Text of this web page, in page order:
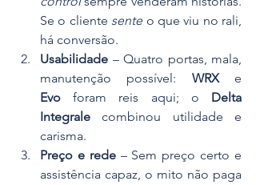
Se o cliente sente o que viu no rali,
há conversão.
Usabilidade – Quatro portas, mala,
manutenção possível: WRX
Evo foram reis aqui; o Delta
Integrale combinou utilidade e
carisma.
Preço e rede – Sem preço certo e
assistência capaz, o mito não paga